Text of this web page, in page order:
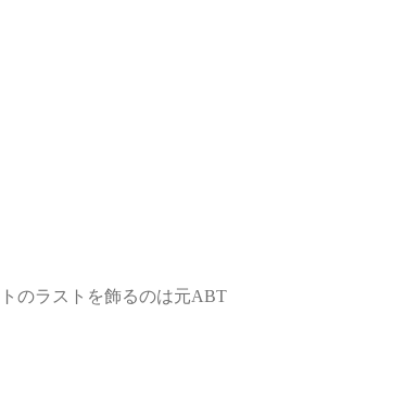
のラストを飾るのは元ABT